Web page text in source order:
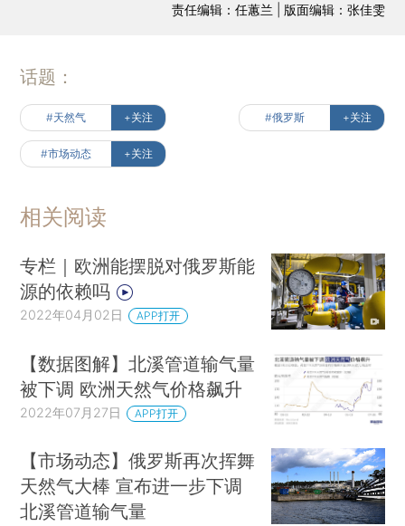
责任编辑：任蕙兰 | 版面编辑：张佳雯
话题：
#天然气 +关注 #俄罗斯 +关注
#市场动态 +关注
相关阅读
专栏｜欧洲能摆脱对俄罗斯能
源的依赖吗
2022年04月02日 APP打开
【数据图解】北溪管道输气量
被下调 欧洲天然气价格飙升
2022年07月27日 APP打开
【市场动态】俄罗斯再次挥舞
天然气大棒 宣布进一步下调
北溪管道输气量